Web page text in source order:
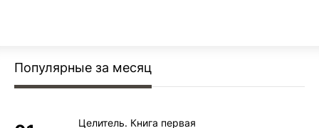
Популярные за месяц
Целитель. Книга первая